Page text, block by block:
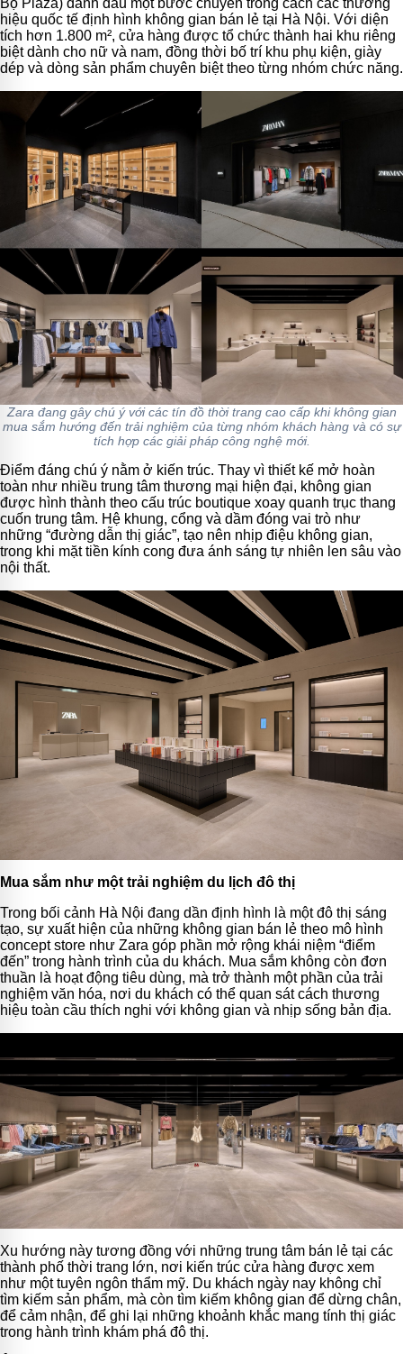
hiệu quốc tế định hình không gian bán lẻ tại Hà Nội. Với diện
tích hơn 1.800 m², cửa hàng được tổ chức thành hai khu riêng
biệt dành cho nữ và nam, đồng thời bố trí khu phụ kiện, giày
dép và dòng sản phẩm chuyên biệt theo từng nhóm chức năng.
Zara đang gây chú ý với các tín đồ thời trang cao cấp khi không gian
mua sắm hướng đến trải nghiệm của từng nhóm khách hàng và có sự
tích hợp các giải pháp công nghệ mới.
Điểm đáng chú ý nằm ở kiến trúc. Thay vì thiết kế mở hoàn
toàn như nhiều trung tâm thương mại hiện đại, không gian
được hình thành theo cấu trúc boutique xoay quanh trục thang
cuốn trung tâm. Hệ khung, cổng và dầm đóng vai trò như
những “đường dẫn thị giác”, tạo nên nhịp điệu không gian,
trong khi mặt tiền kính cong đưa ánh sáng tự nhiên len sâu vào
nội thất.
Mua sắm như một trải nghiệm du lịch đô thị
Trong bối cảnh Hà Nội đang dần định hình là một đô thị sáng
tạo, sự xuất hiện của những không gian bán lẻ theo mô hình
concept store như Zara góp phần mở rộng khái niệm “điểm
đến” trong hành trình của du khách. Mua sắm không còn đơn
thuần là hoạt động tiêu dùng, mà trở thành một phần của trải
nghiệm văn hóa, nơi du khách có thể quan sát cách thương
hiệu toàn cầu thích nghi với không gian và nhịp sống bản địa.
Xu hướng này tương đồng với những trung tâm bán lẻ tại các
thành phố thời trang lớn, nơi kiến trúc cửa hàng được xem
như một tuyên ngôn thẩm mỹ. Du khách ngày nay không chỉ
tìm kiếm sản phẩm, mà còn tìm kiếm không gian để dừng chân,
để cảm nhận, để ghi lại những khoảnh khắc mang tính thị giác
trong hành trình khám phá đô thị.